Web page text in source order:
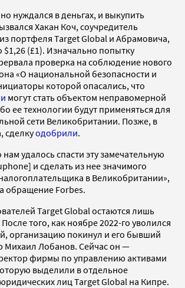
нуждался в деньгах, и выкупить
Хакан Коч, соучредитель
портфеля Target Global и Абрамовича,
$1,26 (£1). Изначально попытку
проверка на соблюдение нового
«О национальной безопасности и
которой опасались, что
могут стать объектом неправомерной
ее технологии будут применяться для
сети Великобритании. Позже, в
сделкуодобрили.
удалось спасти эту замечательную
и сделать из нее значимого
в Великобритании»,
обращение Forbes.
Target Global остаются лишь
того, как ноябре 2022-го уволился
организацию покинул и его бывший
Михаил Лобанов. Сейчас он —
фирмы по управлению активами
выделили в отдельное
лиц Target Global на Кипре.